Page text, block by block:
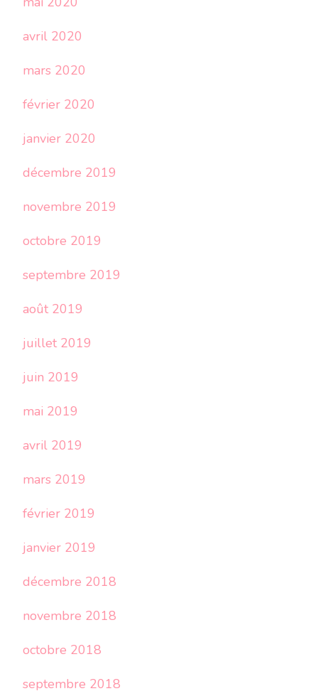
avril 2020
mars 2020
février 2020
janvier 2020
décembre 2019
novembre 2019
octobre 2019
septembre 2019
août 2019
juillet 2019
juin 2019
mai 2019
avril 2019
mars 2019
février 2019
janvier 2019
décembre 2018
novembre 2018
octobre 2018
septembre 2018